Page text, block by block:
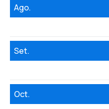
Ago.
Set.
Oct.